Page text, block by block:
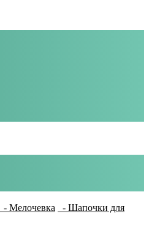
- Мелочевка
- Шапочки для